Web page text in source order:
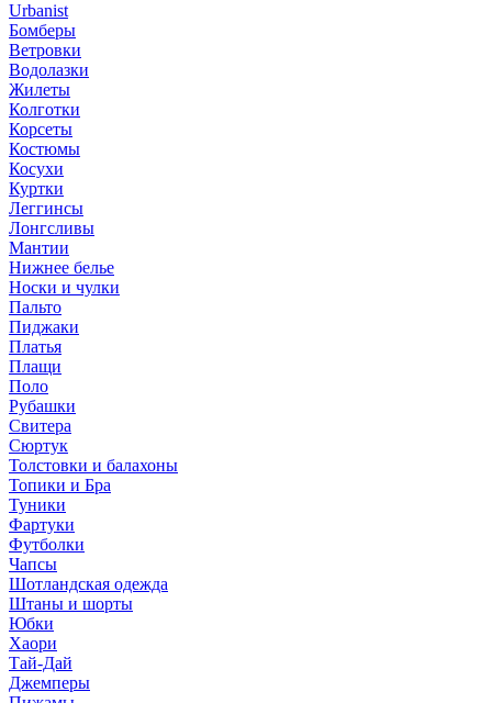
Urbanist
Бомберы
Ветровки
Водолазки
Жилеты
Колготки
Корсеты
Костюмы
Косухи
Куртки
Леггинсы
Лонгсливы
Мантии
Нижнее белье
Носки и чулки
Пальто
Пиджаки
Платья
Плащи
Поло
Рубашки
Свитера
Сюртук
Толстовки и балахоны
Топики и Бра
Туники
Фартуки
Футболки
Чапсы
Шотландская одежда
Штаны и шорты
Юбки
Хаори
Тай-Дай
Джемперы